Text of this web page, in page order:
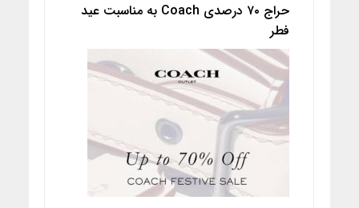
حراج ۷۰ درصدی Coach به مناسبت عید
فطر